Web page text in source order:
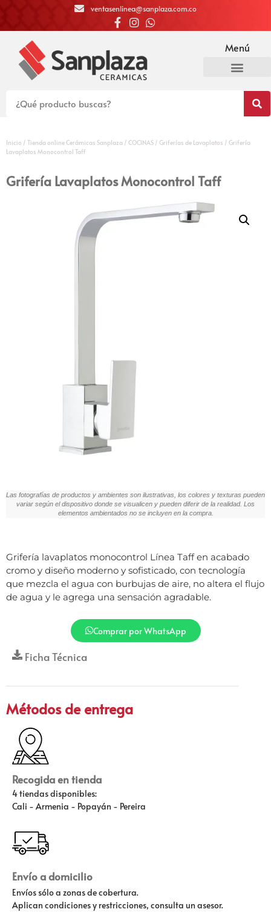
ventasenlinea@sanplaza.com.co
Menú
Inicio / Tienda online Cerámicas Sanplaza / COCINAS / Griferías de Lavaplatos / Grifería
Lavaplatos Monocontrol Taff
Grifería Lavaplatos Monocontrol Taff
Las fotografías de productos y ambientes son ilustrativas, los colores y texturas pueden
variar según el dispositivo donde se visualicen y pueden diferir de la realidad. Los
elementos ambientados no se incluyen en la compra.
Grifería lavaplatos monocontrol Línea Taff en acabado
cromo y diseño moderno y sofisticado, con tecnología
que mezcla el agua con burbujas de aire, no altera el flujo
de agua y le agrega una sensación agradable.
Comprar por WhatsApp
Ficha Técnica
Métodos de entrega
Recogida en tienda
4 tiendas disponibles:
Cali - Armenia - Popayán - Pereira
Envío a domicilio
Envíos sólo a zonas de cobertura.
Aplican condiciones y restricciones, consulta un asesor.